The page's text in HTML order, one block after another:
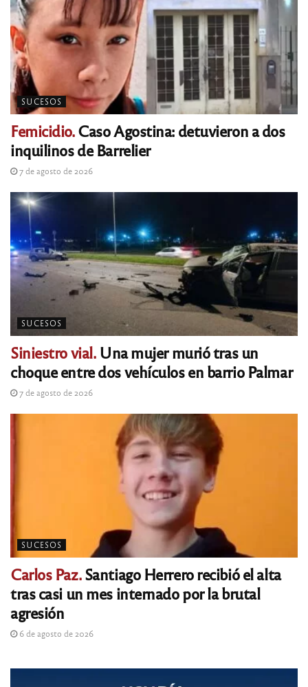
SUCESOS
Femicidio.Caso Agostina: detuvieron a dos
inquilinos de Barrelier
7 de agosto de 2026
SUCESOS
Siniestro vial.Una mujer murió tras un
choque entre dos vehículos en barrio Palmar
7 de agosto de 2026
SUCESOS
Carlos Paz.Santiago Herrero recibió el alta
tras casi un mes internado por la brutal
agresión
6 de agosto de 2026